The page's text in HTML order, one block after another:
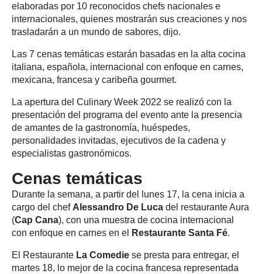
elaboradas por 10 reconocidos chefs nacionales e
internacionales, quienes mostrarán sus creaciones y nos
trasladarán a un mundo de sabores, dijo.
Las 7 cenas temáticas estarán basadas en la alta cocina
italiana, española, internacional con enfoque en carnes,
mexicana, francesa y caribeña gourmet.
La apertura del Culinary Week 2022 se realizó con la
presentación del programa del evento ante la presencia
de amantes de la gastronomía, huéspedes,
personalidades invitadas, ejecutivos de la cadena y
especialistas gastronómicos.
Cenas temáticas
Durante la semana, a partir del lunes 17, la cena inicia a
cargo del chef Alessandro De Luca del restaurante Aura
(Cap Cana), con una muestra de cocina internacional
con enfoque en carnes en el
Restaurante Santa Fé.
El Restaurante La Comedie se presta para entregar, el
martes 18, lo mejor de la cocina francesa representada